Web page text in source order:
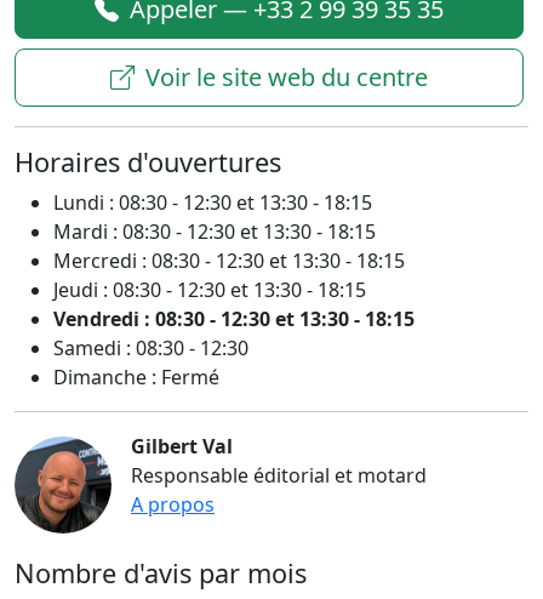
Appeler — +33 2 99 39 35 35
Voir le site web du centre
Horaires d'ouvertures
Lundi : 08:30 - 12:30 et 13:30 - 18:15
Mardi : 08:30 - 12:30 et 13:30 - 18:15
Mercredi : 08:30 - 12:30 et 13:30 - 18:15
Jeudi : 08:30 - 12:30 et 13:30 - 18:15
Vendredi : 08:30 - 12:30 et 13:30 - 18:15
Samedi : 08:30 - 12:30
Dimanche : Fermé
Gilbert Val
Responsable éditorial et motard
A propos
Nombre d'avis par mois